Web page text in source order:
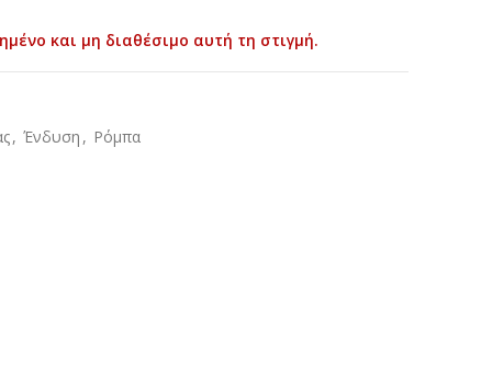
και μη διαθέσιμο αυτή τη στιγμή.
, Ένδυση , Ρόμπα